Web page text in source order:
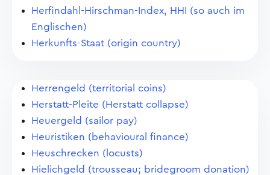
Herfindahl-Hirschman-Index, HHI (so auch im
Englischen)
Herkunfts-Staat (origin country)
Herrengeld (territorial coins)
Herstatt-Pleite (Herstatt collapse)
Heuergeld (sailor pay)
Heuristiken (behavioural finance)
Heuschrecken (locusts)
Hielichgeld (trousseau; bridegroom donation)